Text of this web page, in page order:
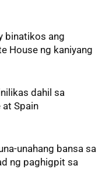
binatikos ang
House ng kaniyang
dahil sa
at Spain
unahang bansa sa
ng paghigpit sa